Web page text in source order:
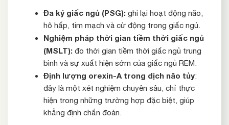
Đa ký giấc ngủ (PSG): ghi lại hoạt động não,
hô hấp, tim mạch và cử động trong giấc ngủ.
Nghiệm pháp thời gian tiềm thời giấc ngủ
(MSLT): đo thời gian tiềm thời giấc ngủ trung
bình và sự xuất hiện sớm của giấc ngủ REM.
Định lượng orexin-A trong dịch não tủy:
đây là một xét nghiệm chuyên sâu, chỉ thực
hiện trong những trường hợp đặc biệt, giúp
khẳng định chẩn đoán.